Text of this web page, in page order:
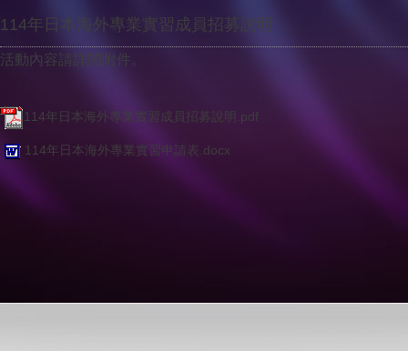
114年日本海外專業實習成員招募說明
活動內容請詳閱附件。
114年日本海外專業實習成員招募說明.pdf
114年日本海外專業實習申請表.docx